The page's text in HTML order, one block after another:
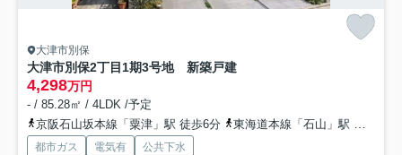
大津市別保
大津市別保2丁目1期3号地 新築戸建
4,298万円
- / 85.28㎡ / 4LDK /予定
京阪石山坂本線「粟津」駅 徒歩6分
東海道本線「石山」駅 徒歩12分
都市ガス 電気有
公共下水